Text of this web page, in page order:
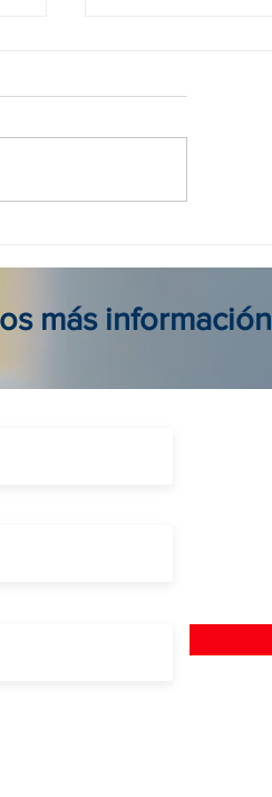
más información